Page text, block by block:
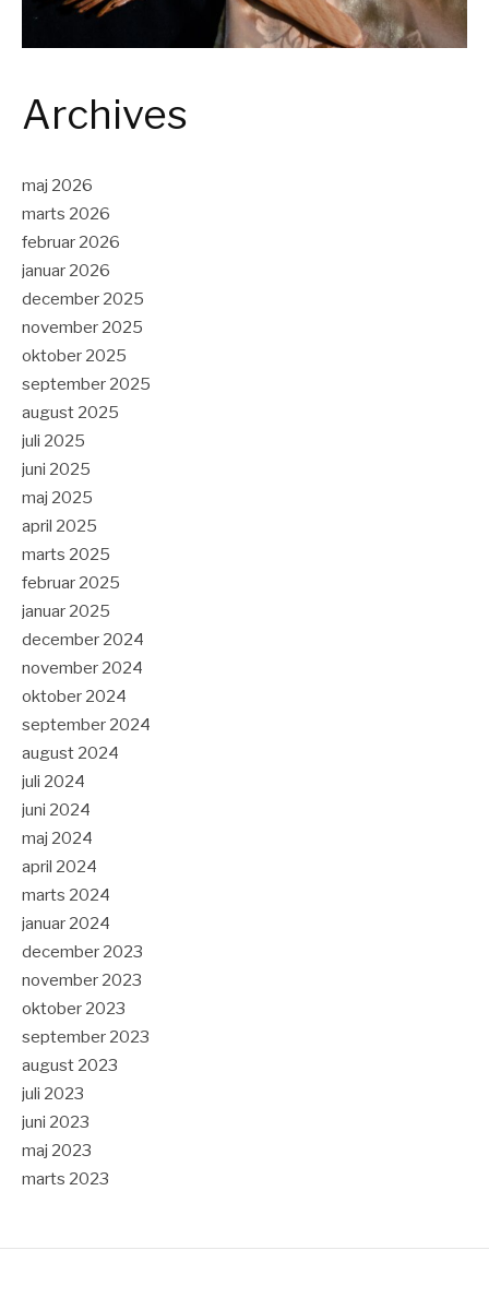
Archives
maj 2026
marts 2026
februar 2026
januar 2026
december 2025
november 2025
oktober 2025
september 2025
august 2025
juli 2025
juni 2025
maj 2025
april 2025
marts 2025
februar 2025
januar 2025
december 2024
november 2024
oktober 2024
september 2024
august 2024
juli 2024
juni 2024
maj 2024
april 2024
marts 2024
januar 2024
december 2023
november 2023
oktober 2023
september 2023
august 2023
juli 2023
juni 2023
maj 2023
marts 2023